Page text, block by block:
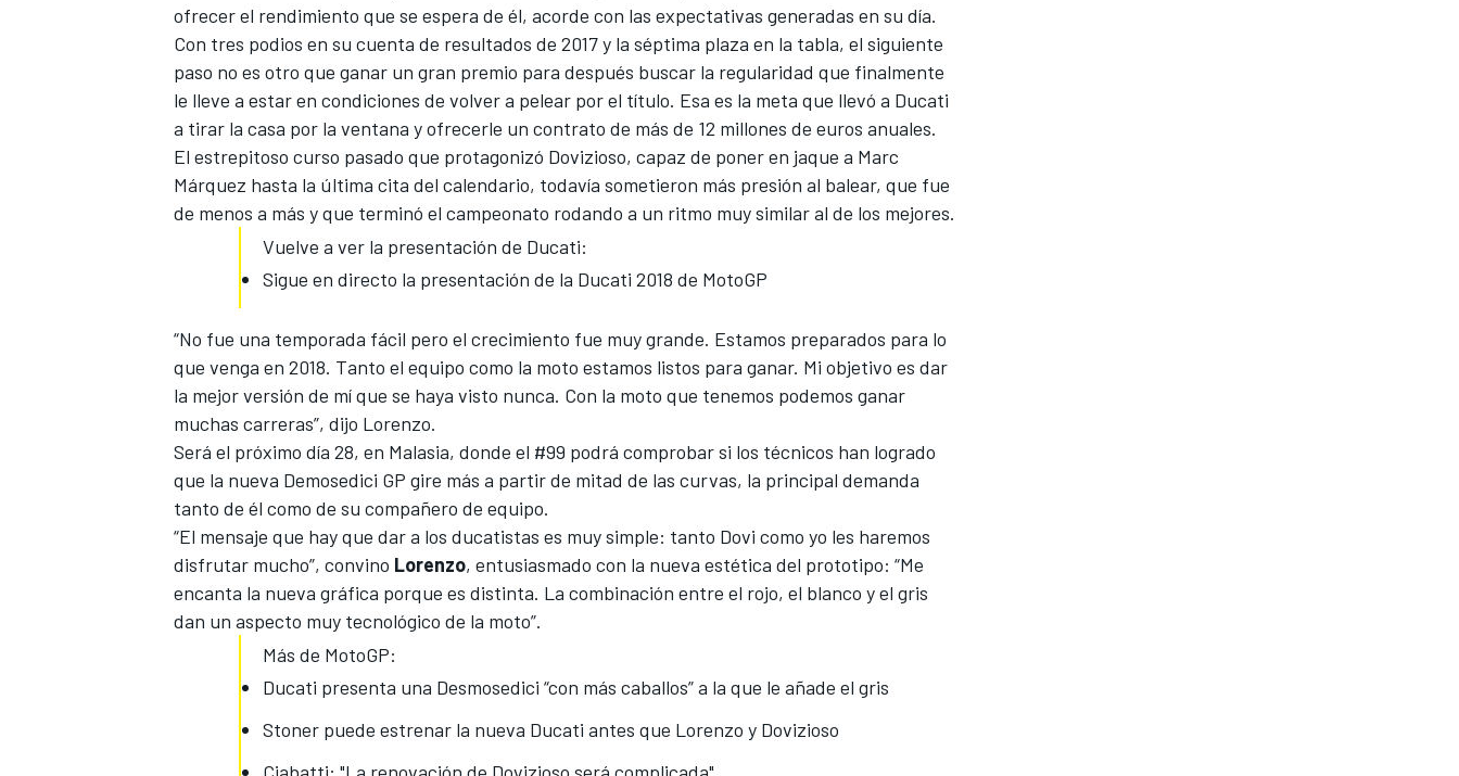
MÁS CATEGORÍAS
ofrecer el rendimiento que se espera de él, acorde con las expectativas generadas en su día.
Con tres podios en su cuenta de resultados de 2017 y la séptima plaza en la tabla, el siguiente
paso no es otro que ganar un gran premio para después buscar la regularidad que finalmente
le lleve a estar en condiciones de volver a pelear por el título. Esa es la meta que llevó a Ducati
a tirar la casa por la ventana y ofrecerle un contrato de más de 12 millones de euros anuales.
El estrepitoso curso pasado que protagonizó Dovizioso, capaz de poner en jaque a Marc
Márquez hasta la última cita del calendario, todavía sometieron más presión al balear, que fue
de menos a más y que terminó el campeonato rodando a un ritmo muy similar al de los mejores.
Vuelve a ver la presentación de Ducati:
Sigue en directo la presentación de la Ducati 2018 de MotoGP
“No fue una temporada fácil pero el crecimiento fue muy grande. Estamos preparados para lo
que venga en 2018. Tanto el equipo como la moto estamos listos para ganar. Mi objetivo es dar
la mejor versión de mí que se haya visto nunca. Con la moto que tenemos podemos ganar
muchas carreras”, dijo Lorenzo.
Será el próximo día 28, en Malasia, donde el #99 podrá comprobar si los técnicos han logrado
que la nueva Demosedici GP gire más a partir de mitad de las curvas, la principal demanda
tanto de él como de su compañero de equipo.
“El mensaje que hay que dar a los ducatistas es muy simple: tanto Dovi como yo les haremos
disfrutar mucho”, convino Lorenzo, entusiasmado con la nueva estética del prototipo: “Me
encanta la nueva gráfica porque es distinta. La combinación entre el rojo, el blanco y el gris
dan un aspecto muy tecnológico de la moto”.
Más de MotoGP:
Ducati presenta una Desmosedici “con más caballos” a la que le añade el gris
Stoner puede estrenar la nueva Ducati antes que Lorenzo y Dovizioso